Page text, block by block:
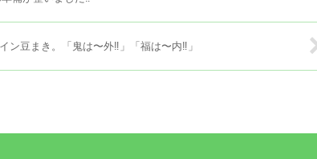
ン豆まき。「鬼は〜外‼️」「福は〜内‼️」